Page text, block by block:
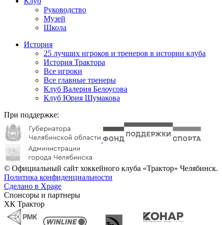
Руководство
Музей
Школа
История
25 лучших игроков и тренеров в истории клуба
История Трактора
Все игроки
Все главные тренеры
Клуб Валерия Белоусова
Клуб Юрия Шумакова
При поддержке:
© Официальный сайт хоккейного клуба «Трактор» Челябинск.
Политика конфиденциальности
Сделано в Xpage
Спонсоры и партнеры
ХК Трактор